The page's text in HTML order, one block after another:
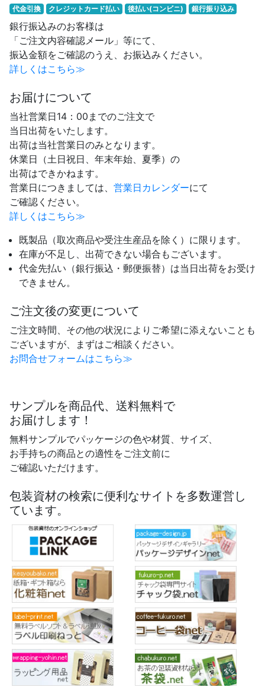
代金引換 クレジットカード払い 後払い(コンビニ) 銀行振り込み
銀行振込みのお客様は
「ご注文内容確認メール」等にて、
振込金額をご確認のうえ、お振込みください。
詳しくはこちら≫
お届けについて
当社営業日14：00までのご注文で
当日出荷をいたします。
出荷は当社営業日のみとなります。
休業日（土日祝日、年末年始、夏季）の
出荷はできかねます。
営業日につきましては、 営業日カレンダーにて
ご確認ください。
詳しくはこちら≫
既製品（取次商品や受注生産品を除く）に限ります。
在庫が不足し、出荷できない場合もございます。
代金先払い（銀行振込・郵便振替）は当日出荷をお受け
できません。
ご注文後の変更について
ご注文時間、その他の状況によりご希望に添えないことも
ございますが、まずはご相談ください。
お問合せフォームはこちら≫
サンプルを商品代、送料無料で
お届けします！
無料サンプルでパッケージの色や材質、サイズ、
お手持ちの商品との適性をご注文前に
ご確認いただけます。
包装資材の検索に便利なサイトを多数運営し
ています。